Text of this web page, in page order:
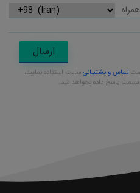
ارسال
تماس و پشتیبانیسایت استفاده نمایید،
قسمت پاسخ داده نخواهد شد.